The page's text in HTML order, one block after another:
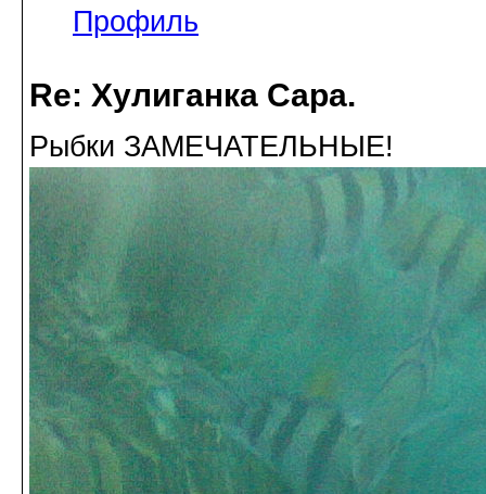
Профиль
Re: Хулиганка Сара.
Рыбки ЗАМЕЧАТЕЛЬНЫЕ!